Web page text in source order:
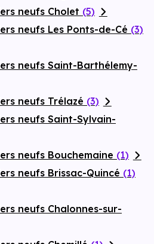
neufs Cholet (5)
neufs Les Ponts-de-Cé (3)
neufs Saint-Barthélemy-
neufs Trélazé (3)
neufs Saint-Sylvain-
neufs Bouchemaine (1)
neufs Brissac-Quincé (1)
neufs Chalonnes-sur-